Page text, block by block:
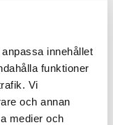
innehållet
funktioner
Vi
och annan
medier och